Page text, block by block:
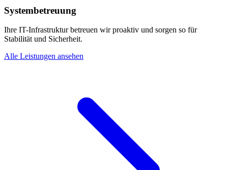
Systembetreuung
Ihre IT-Infrastruktur betreuen wir proaktiv und sorgen so für
Stabilität und Sicherheit.
Alle Leistungen ansehen